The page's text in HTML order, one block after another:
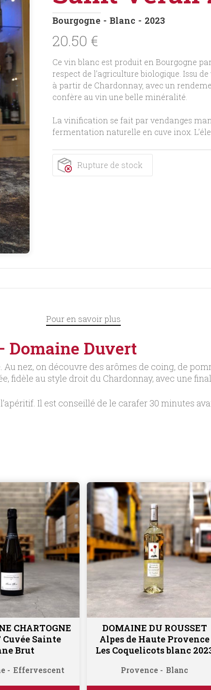
Bourgogne Blanc 2023
20.50 €
Ce vin blanc est produit en Bourgogne
respect de l’agriculture biologique. Issu
à partir de Chardonnay, avec un
confère au vin une belle minéralité.
La vinification se fait par vendanges
fermentation naturelle en cuve inox.
Rupture de stock
Pour en savoir plus
Domaine Duvert
nez, on découvre des arômes de coing, de
fidèle au style droit du Chardonnay, avec une
Il est conseillé de le carafer 30 minutes
au panier
CHARTOGNE
Cuvée Sainte
Brut
Effervescent
Ajouter au panier
DOMAINE DU ROUSSET
Alpes de Haute Provence
Les Coquelicots blanc
Provence Blanc